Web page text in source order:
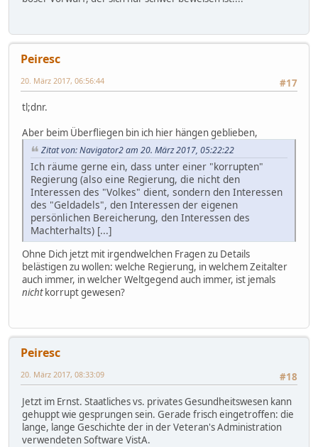
Peiresc
#17
20. März 2017, 06:56:44
tl;dnr.
Aber beim Überfliegen bin ich hier hängen geblieben,
Zitat von: Navigator2 am 20. März 2017, 05:22:22
Ich räume gerne ein, dass unter einer "korrupten"
Regierung (also eine Regierung, die nicht den
Interessen des "Volkes" dient, sondern den Interessen
des "Geldadels", den Interessen der eigenen
persönlichen Bereicherung, den Interessen des
Machterhalts) [...]
Ohne Dich jetzt mit irgendwelchen Fragen zu Details
belästigen zu wollen: welche Regierung, in welchem Zeitalter
auch immer, in welcher Weltgegend auch immer, ist jemals
nichtkorrupt gewesen?
Peiresc
#18
20. März 2017, 08:33:09
Jetzt im Ernst. Staatliches vs. privates Gesundheitswesen kann
gehuppt wie gesprungen sein. Gerade frisch eingetroffen: die
lange, lange Geschichte der in der Veteran's Administration
verwendeten Software VistA.